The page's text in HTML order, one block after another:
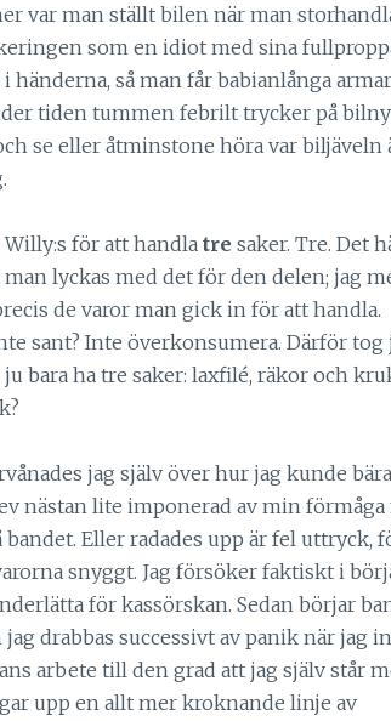
var man ställt bilen när man
som en idiot med sina
händerna, så man får babianlånga
tiden tummen febrilt trycker på
se eller åtminstone höra var biljäveln
för att handla tre saker. Tre. Det
lyckas med det för den delen; jag
de varor man gick in för att handla.
sant? Inte överkonsumera. Därför tog
bara ha tre saker: laxfilé, räkor och
jag själv över hur jag kunde
nästan lite imponerad av min förmåga
bandet. Eller radades upp är fel uttryck,
snyggt. Jag försöker faktiskt i
för kassörskan. Sedan börjar
drabbas successivt av panik när jag
arbete till den grad att jag själv står
upp en allt mer kroknande linje av